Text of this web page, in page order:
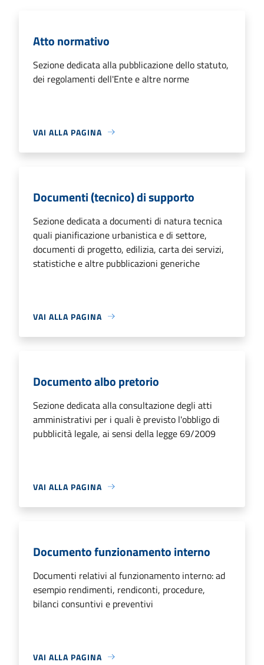
Atto normativo
Sezione dedicata alla pubblicazione dello statuto,
dei regolamenti dell'Ente e altre norme
VAI ALLA PAGINA
Documenti (tecnico) di supporto
Sezione dedicata a documenti di natura tecnica
quali pianificazione urbanistica e di settore,
documenti di progetto, edilizia, carta dei servizi,
statistiche e altre pubblicazioni generiche
VAI ALLA PAGINA
Documento albo pretorio
Sezione dedicata alla consultazione degli atti
amministrativi per i quali è previsto l'obbligo di
pubblicità legale, ai sensi della legge 69/2009
VAI ALLA PAGINA
Documento funzionamento interno
Documenti relativi al funzionamento interno: ad
esempio rendimenti, rendiconti, procedure,
bilanci consuntivi e preventivi
VAI ALLA PAGINA